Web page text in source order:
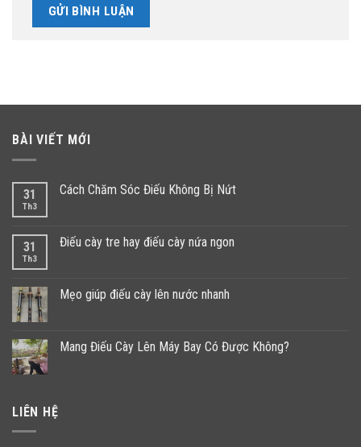
BÀI VIẾT MỚI
31
Th3
Cách Chăm Sóc Điếu Không Bị Nứt
31
Th3
Điếu cày tre hay điếu cày nứa ngon
Mẹo giúp điếu cày lên nước nhanh
Mang Điếu Cày Lên Máy Bay Có Được Không?
LIÊN HỆ